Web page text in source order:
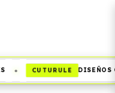
CUTURULE DISEÑOS